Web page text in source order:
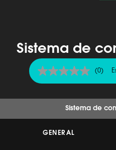
Sistema de
Sin
puntuación
en
(0)
Sistema de
GENERAL